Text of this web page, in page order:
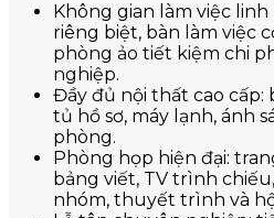
Không gian làm việc
riêng biệt, bàn làm việc
phòng ảo tiết kiệm chi
nghiệp.
Đầy đủ nội thất cao cấp:
tủ hồ sơ, máy lạnh, ánh
phòng.
Phòng họp hiện đại:
bảng viết, TV trình
nhóm, thuyết trình và